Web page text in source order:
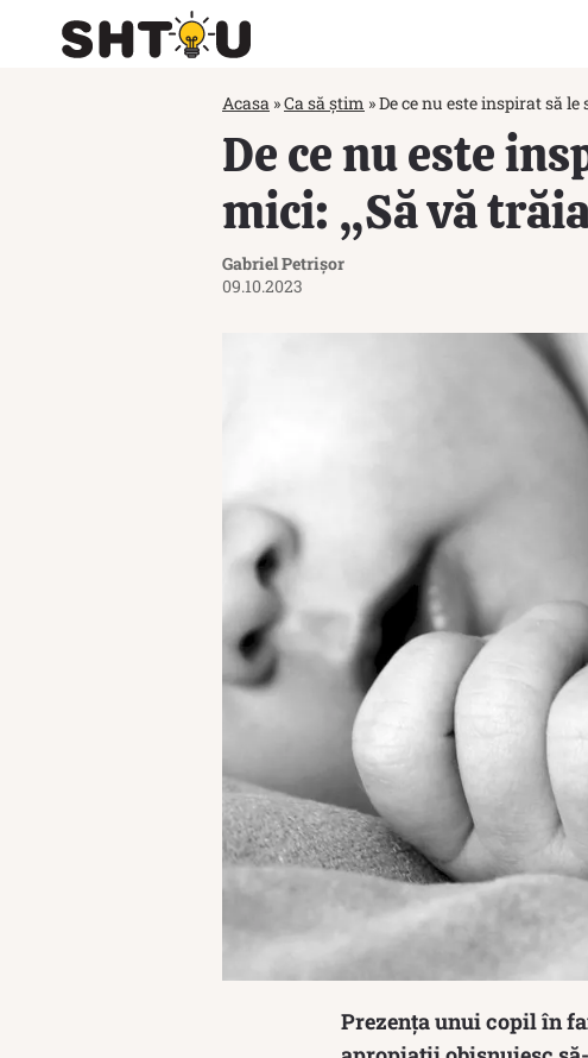
Acasa »Ca să știm »De ce nu este inspirat să
De ce nu este
mici: „Să vă
Gabriel Petrișor
09.10.2023
Prezența unui copil în